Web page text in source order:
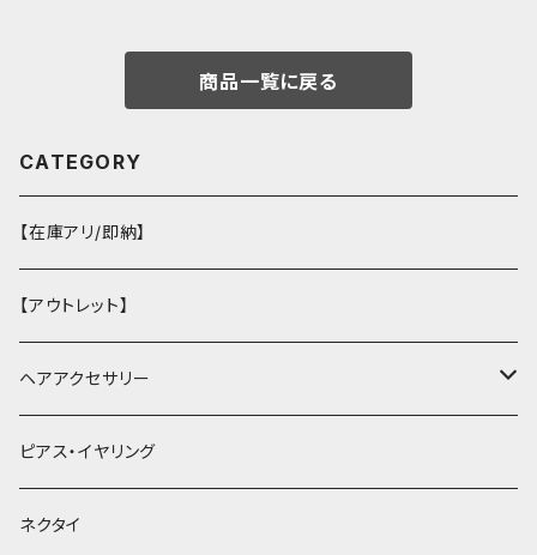
商品一覧に戻る
CATEGORY
【在庫アリ/即納】
【アウトレット】
ヘアアクセサリー
ヘアクリップ
ヘッドドレス・カチューシャ
ピアス・イヤリング
ネクタイ